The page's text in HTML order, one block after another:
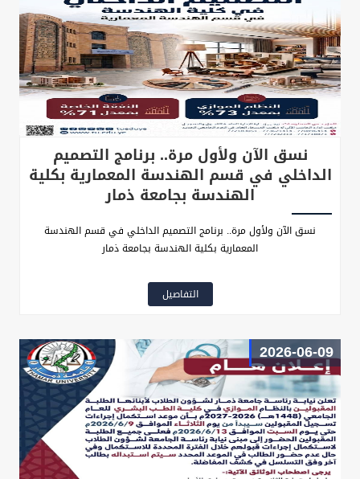
نسق الآن ولأول مرة.. برنامج التصميم
الداخلي في قسم الهندسة المعمارية بكلية
الهندسة بجامعة ذمار
نسق الآن ولأول مرة.. برنامج التصميم الداخلي في قسم الهندسة
المعمارية بكلية الهندسة بجامعة ذمار
التفاصيل
2026-06-09